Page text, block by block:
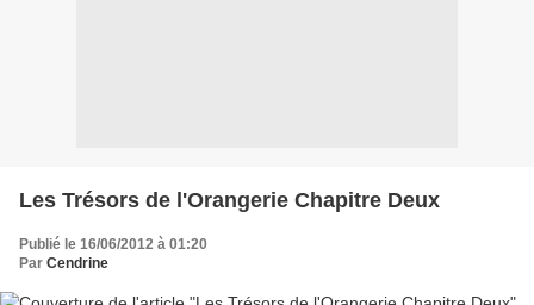
Les Trésors de l'Orangerie Chapitre Deux
Publié le 16/06/2012 à 01:20
Par Cendrine